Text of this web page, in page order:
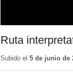
Ruta
Subido el 5 de junio de